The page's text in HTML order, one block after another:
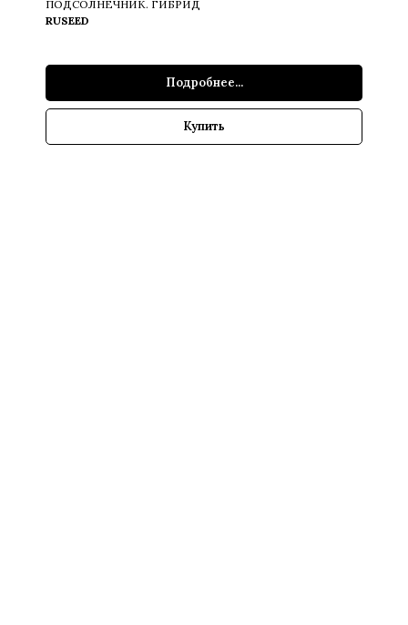
ПОДСОЛНЕЧНИК. ГИБРИД
RUSEED
Подробнее...
Купить